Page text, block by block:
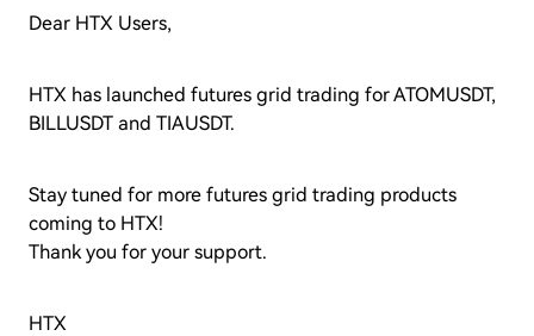
Dear HTX Users,
HTX has launched futures grid trading for ATOMUSDT,
BILLUSDT and TIAUSDT.
Stay tuned for more futures grid trading products
coming to HTX!
Thank you for your support.
HTX